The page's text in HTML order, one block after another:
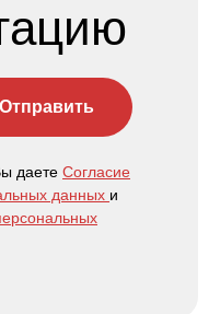
Отправить
даете Согласие
данных и